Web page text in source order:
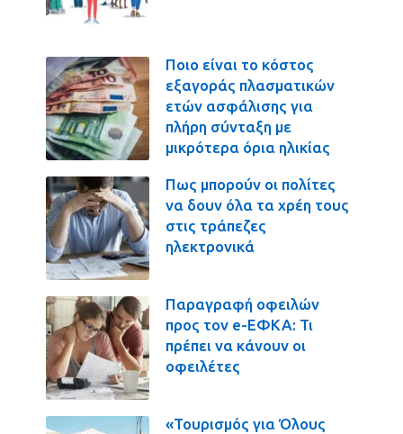
Ποιο είναι το κόστος
εξαγοράς πλασματικών
ετών ασφάλισης για
πλήρη σύνταξη με
μικρότερα όρια ηλικίας
Πως μπορούν οι πολίτες
να δουν όλα τα χρέη τους
στις τράπεζες
ηλεκτρονικά
Παραγραφή οφειλών
προς τον e-ΕΦΚΑ: Τι
πρέπει να κάνουν οι
οφειλέτες
«Τουρισμός για Όλους